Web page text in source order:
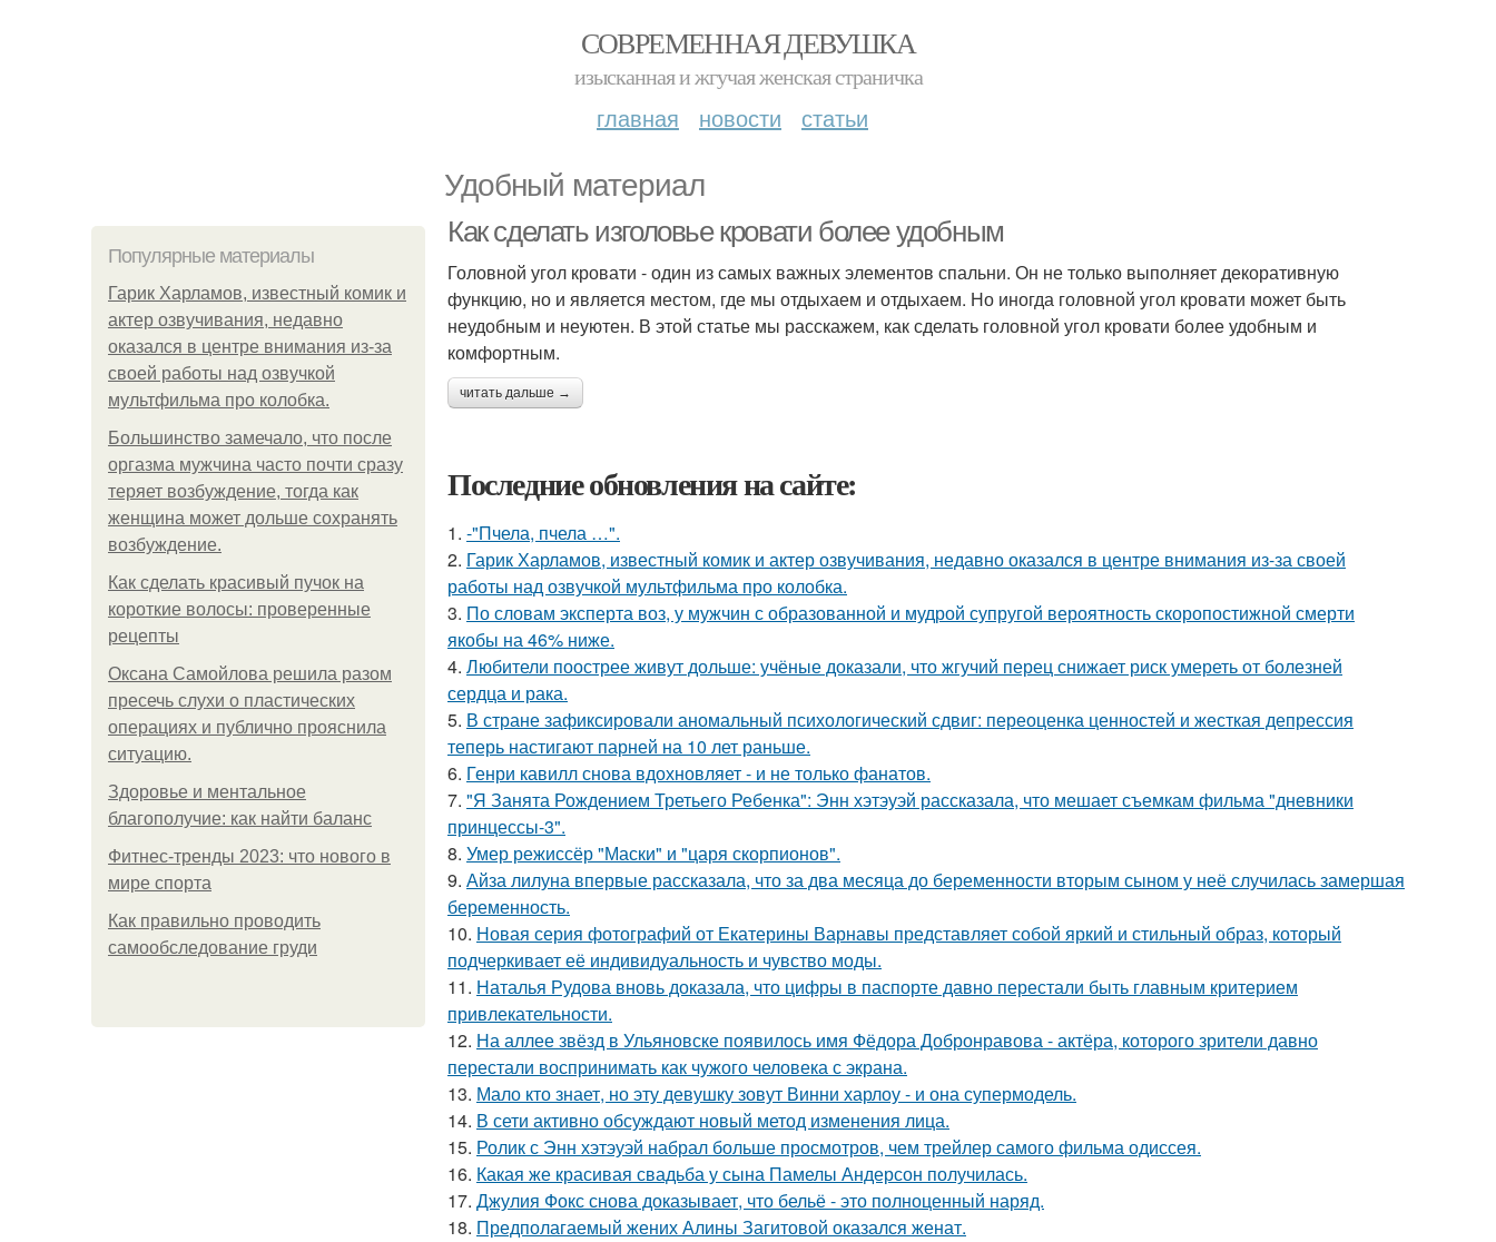
СОВРЕМЕННАЯ ДЕВУШКА
изысканная и жгучая женская страничка
главная новости статьи
Удобный материал
Популярные материалы
Гарик Харламов, известный комик и
актер озвучивания, недавно
оказался в центре внимания из-за
своей работы над озвучкой
мультфильма про колобка.
Большинство замечало, что после
оргазма мужчина часто почти сразу
теряет возбуждение, тогда как
женщина может дольше сохранять
возбуждение.
Как сделать красивый пучок на
короткие волосы: проверенные
рецепты
Оксана Самойлова решила разом
пресечь слухи о пластических
операциях и публично прояснила
ситуацию.
Здоровье и ментальное
благополучие: как найти баланс
Фитнес-тренды 2023: что нового в
мире спорта
Как правильно проводить
самообследование груди
Как сделать изголовье кровати более удобным
Головной угол кровати - один из самых важных элементов спальни. Он не только выполняет декоративную
функцию, но и является местом, где мы отдыхаем и отдыхаем. Но иногда головной угол кровати может быть
неудобным и неуютен. В этой статье мы расскажем, как сделать головной угол кровати более удобным и
комфортным.
читать дальше →
Последние обновления на сайте:
1. -"Пчела, пчела …".
2. Гарик Харламов, известный комик и актер озвучивания, недавно оказался в центре внимания из-за своей
работы над озвучкой мультфильма про колобка.
3. По словам эксперта воз, у мужчин с образованной и мудрой супругой вероятность скоропостижной смерти
якобы на 46% ниже.
4. Любители поострее живут дольше: учёные доказали, что жгучий перец снижает риск умереть от болезней
сердца и рака.
5. В стране зафиксировали аномальный психологический сдвиг: переоценка ценностей и жесткая депрессия
теперь настигают парней на 10 лет раньше.
6. Генри кавилл снова вдохновляет - и не только фанатов.
7. "Я Занята Рождением Третьего Ребенка": Энн хэтэуэй рассказала, что мешает съемкам фильма "дневники
принцессы-3".
8. Умер режиссёр "Маски" и "царя скорпионов".
9. Айза лилуна впервые рассказала, что за два месяца до беременности вторым сыном у неё случилась замершая
беременность.
10. Новая серия фотографий от Екатерины Варнавы представляет собой яркий и стильный образ, который
подчеркивает её индивидуальность и чувство моды.
11. Наталья Рудова вновь доказала, что цифры в паспорте давно перестали быть главным критерием
привлекательности.
12. На аллее звёзд в Ульяновске появилось имя Фёдора Добронравова - актёра, которого зрители давно
перестали воспринимать как чужого человека с экрана.
13. Мало кто знает, но эту девушку зовут Винни харлоу - и она супермодель.
14. В сети активно обсуждают новый метод изменения лица.
15. Ролик с Энн хэтэуэй набрал больше просмотров, чем трейлер самого фильма одиссея.
16. Какая же красивая свадьба у сына Памелы Андерсон получилась.
17. Джулия Фокс снова доказывает, что бельё - это полноценный наряд.
18. Предполагаемый жених Алины Загитовой оказался женат.